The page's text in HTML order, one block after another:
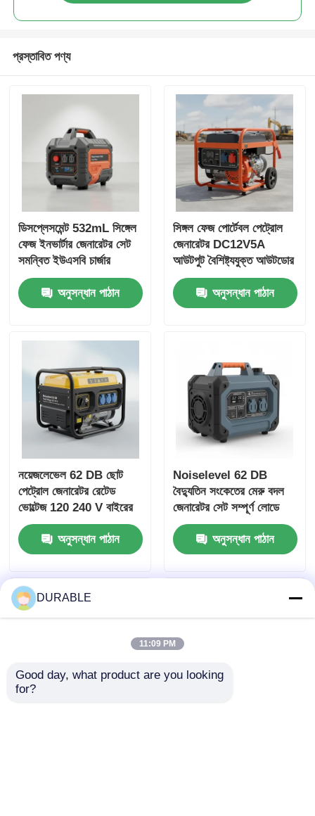
প্রস্তাবিত পণ্য
ডিসপ্লেসমেন্ট 532mL সিঙ্গেল
ফেজ ইনভার্টার জেনারেটর সেট
সমন্বিত ইউএসবি চার্জার
DC5V1A জরুরী ব্যাকআপের
জন্য শক্তির উত্সঅনুসন্ধান পাঠান
সিঙ্গল ফেজ পোর্টেবল পেট্রোল
জেনারেটর DC12V5A
আউটপুট বৈশিষ্ট্যযুক্ত আউটডোর
ওয়ার্কসাইট এবং জরুরী শক্তি
ব্যাকআপ জন্য আদর্শ
অনুসন্ধান পাঠান
নয়েজলেভেল 62 DB ছোট
পেট্রোল জেনারেটর রেটেড
ভোল্টেজ 120 240 V বাইরের
ঘটনা এবং জরুরী পরিস্থিতির
জন্য শক্তির উৎসঅনুসন্ধান পাঠান
Noiselevel 62 DB
বৈদ্যুতিন সংকেতের মেরু বদল
জেনারেটর সেট সম্পূর্ণ লোডে
8.1 ঘন্টা চালানোর সময় এবং
DC আউটপুট DC12V 5A
মোবাইল অ্যাপ্লিকেশনের জন্য
অনুসন্ধান পাঠান
DURABLE
11:09 PM
Good day, what product are you looking
for?